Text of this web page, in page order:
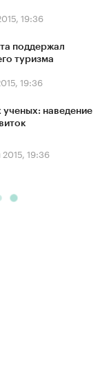
19:36
поддержал
туризма
19:36
наведение
19:36